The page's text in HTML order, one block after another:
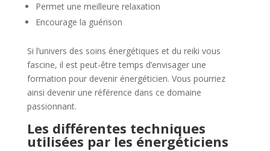
Permet une meilleure relaxation
Encourage la guérison
Si l’univers des soins énergétiques et du reiki vous
fascine, il est peut-être temps d’envisager une
formation pour devenir énergéticien. Vous pourriez
ainsi devenir une référence dans ce domaine
passionnant.
Les différentes techniques
utilisées par les énergéticiens